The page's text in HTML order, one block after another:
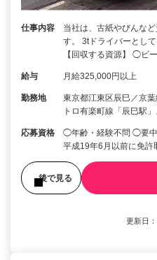
仕事内容
当社は、古紙やびんな
す。 3tドライバーとし
【回収する資源】 ◯ビ
給与 月給325,000円以上
勤務地
東京都江東区辰巳／京
トロ有楽町線「辰巳駅」
応募資格
◯年齢・経験不問 ◯要
平成19年6月以前に免許
後で見る
更新日